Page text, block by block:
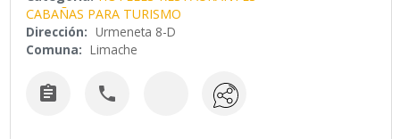
CABAÑAS PARA TURISMO
Dirección: Urmeneta 8-D
Comuna: Limache
 